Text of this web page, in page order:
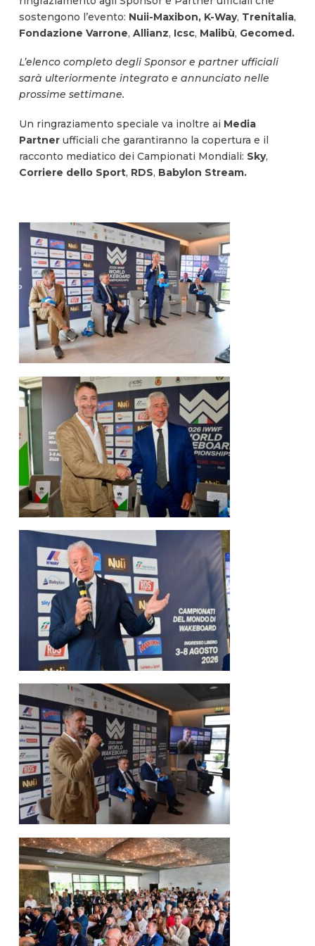
sostengono l’evento: Nuii-Maxibon, K-Way, Trenitalia,
Fondazione Varrone, Allianz, Icsc, Malibù, Gecomed.
L’elenco completo degli Sponsor e partner ufficiali
sarà ulteriormente integrato e annunciato nelle
prossime settimane.
Un ringraziamento speciale va inoltre ai Media
Partnerufficiali che garantiranno la copertura e il
racconto mediatico dei Campionati Mondiali: Sky,
Corriere dello Sport, RDS, Babylon Stream.